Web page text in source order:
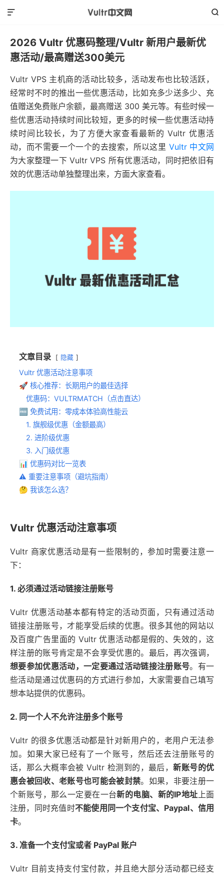


2026 Vultr 优惠码整理/Vultr 新用户最新优
惠活动/最高赠送300美元
Vultr VPS 主机商的活动比较多，活动发布也比较活跃，
经常时不时的推出一些优惠活动，比如充多少送多少、充
值赠送免费账户余额，最高赠送 300 美元等。有些时候一
些优惠活动持续时间比较短，更多的时候一些优惠活动持
续时间比较长，为了方便大家查看最新的 Vultr 优惠活
动，而不需要一个一个的去搜索，所以这里 Vultr 中文网
为大家整理一下 Vultr VPS 所有优惠活动，同时把依旧有
效的优惠活动单独整理出来，方面大家查看。
文章目录 隐藏
Vultr 优惠活动注意事项
🚀 核心推荐：长期用户的最佳选择
优惠码：VULTRMATCH（点击直达）
🆓 免费试用：零成本体验高性能云
1. 旗舰级优惠（金额最高）
2. 进阶级优惠
3. 入门级优惠
📊 优惠码对比一览表
⚠️ 重要注意事项（避坑指南）
🤔 我该怎么选？
Vultr 优惠活动注意事项
Vultr 商家优惠活动是有一些限制的，参加时需要注意一
下：
1. 必须通过活动链接注册账号
Vultr 优惠活动基本都有特定的活动页面，只有通过活动
链接注册账号，才能享受后续的优惠。很多其他的网站以
及百度广告里面的 Vultr 优惠活动都是假的、失效的，这
样注册的账号肯定是不会享受优惠的。最后，再次强调，
想要参加优惠活动，一定要通过活动链接注册账号。有一
些活动是通过优惠码的方式进行参加，大家需要自己填写
想本站提供的优惠码。
2. 同一个人不允许注册多个账号
Vultr 的很多优惠活动都是针对新用户的，老用户无法参
加。如果大家已经有了一个账号，然后还去注册账号的
话，那么大概率会被 Vultr 检测到的，最后，新账号的优
惠会被回收、老账号也可能会被封禁。如果，非要注册一
个新账号，那么一定要在一台新的电脑、新的IP地址 上面
注册，同时充值时不能使用同一个支付宝、Paypal、信用
卡。
3. 准备一个支付宝或者 PayPal 账户
Vultr 目前支持支付宝付款，并且绝大部分活动都已经支